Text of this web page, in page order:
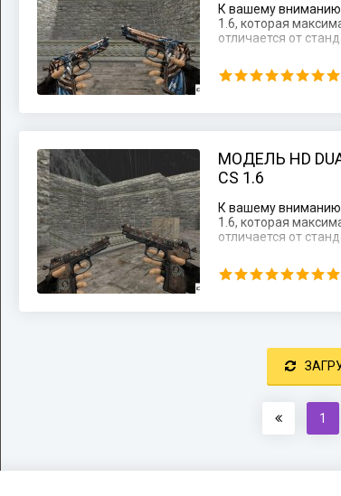
К вашему вниманию
1.6, которая
отличается от
МОДЕЛЬ HD
CS 1.6
К вашему вниманию
1.6, которая
отличается от
1